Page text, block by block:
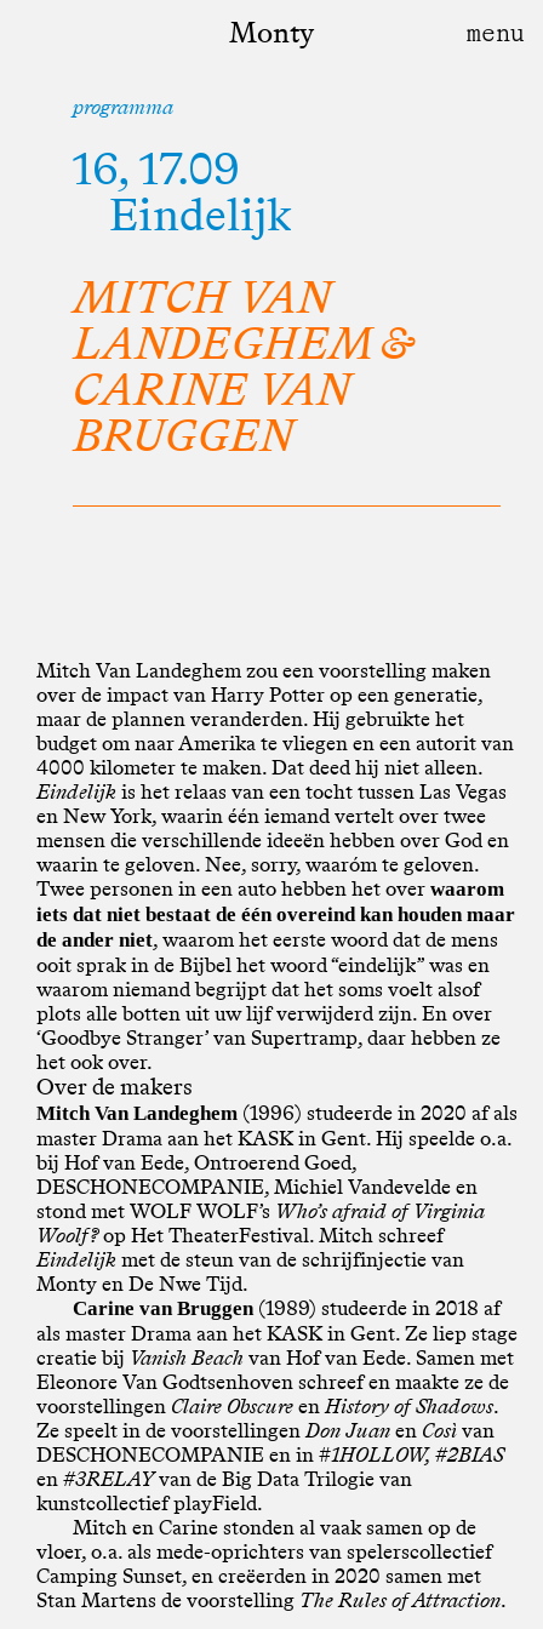
Monty
programma
16, 17.09
Eindelijk
MITCH VAN
LANDEGHEM &
CARINE VAN
BRUGGEN
Mitch Van Landeghem zou een voorstelling maken
over de impact van Harry Potter op een generatie,
maar de plannen veranderden. Hij gebruikte het
budget om naar Amerika te vliegen en een autorit van
4000 kilometer te maken. Dat deed hij niet alleen.
Eindelijk is het relaas van een tocht tussen Las Vegas
en New York, waarin één iemand vertelt over twee
mensen die verschillende ideeën hebben over God en
waarin te geloven. Nee, sorry, waaróm te geloven.
Twee personen in een auto hebben het over waarom
iets dat niet bestaat de één overeind kan houden maar
de ander niet, waarom het eerste woord dat de mens
ooit sprak in de Bijbel het woord “eindelijk” was en
waarom niemand begrijpt dat het soms voelt alsof
plots alle botten uit uw lijf verwijderd zijn. En over
‘Goodbye Stranger’ van Supertramp, daar hebben ze
het ook over.
Over de makers
Mitch Van Landeghem (1996) studeerde in 2020 af als
master Drama aan het KASK in Gent. Hij speelde o.a.
bij Hof van Eede, Ontroerend Goed,
DESCHONECOMPANIE, Michiel Vandevelde en
stond met WOLF WOLF’s Who’s afraid of Virginia
Woolf?op Het TheaterFestival. Mitch schreef
Eindelijk met de steun van de schrijfinjectie van
Monty en De Nwe Tijd.
Carine van Bruggen(1989) studeerde in 2018 af
als master Drama aan het KASK in Gent. Ze liep stage
creatie bij Vanish Beach van Hof van Eede. Samen met
Eleonore Van Godtsenhoven schreef en maakte ze de
voorstellingen Claire Obscure enHistory of Shadows.
Ze speelt in de voorstellingenDon Juan en Così van
DESCHONECOMPANIE en in #1HOLLOW, #2BIAS
en #3RELAYvan de Big Data Trilogie van
kunstcollectief playField.
Mitch en Carine stonden al vaak samen op de
vloer, o.a. als mede-oprichters van spelerscollectief
Camping Sunset, en creëerden in 2020 samen met
Stan Martens de voorstelling The Rules of Attraction.